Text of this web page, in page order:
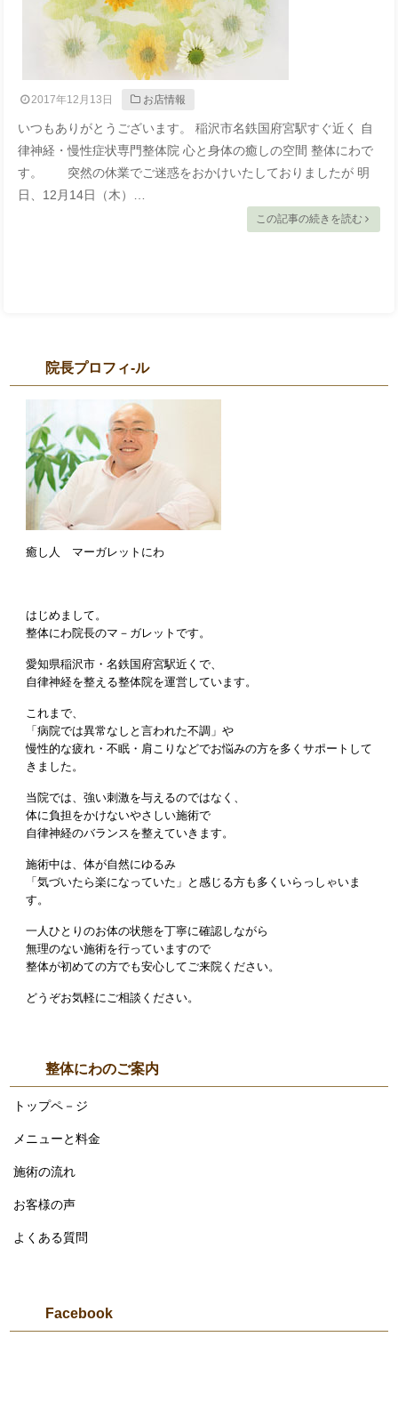
2017年12月13日 お店情報
いつもありがとうございます。 稲沢市名鉄国府宮駅すぐ近く 自
律神経・慢性症状専門整体院 心と身体の癒しの空間 整体にわで
す。 突然の休業でご迷惑をおかけいたしておりましたが 明
日、12月14日（木）…
この記事の続きを読む
院長プロフィ-ル
癒し人 マーガレットにわ
はじめまして。
整体にわ院長のマ－ガレットです。
愛知県稲沢市・名鉄国府宮駅近くで、
自律神経を整える整体院を運営しています。
これまで、
「病院では異常なしと言われた不調」や
慢性的な疲れ・不眠・肩こりなどでお悩みの方を多くサポートして
きました。
当院では、強い刺激を与えるのではなく、
体に負担をかけないやさしい施術で
自律神経のバランスを整えていきます。
施術中は、体が自然にゆるみ
「気づいたら楽になっていた」と感じる方も多くいらっしゃいま
す。
一人ひとりのお体の状態を丁寧に確認しながら
無理のない施術を行っていますので
整体が初めての方でも安心してご来院ください。
どうぞお気軽にご相談ください。
整体にわのご案内
トップペ－ジ
メニューと料金
施術の流れ
お客様の声
よくある質問
Facebook